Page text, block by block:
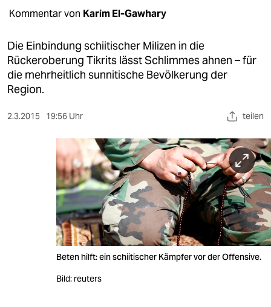
gesellschaft
sport
berlin
nord
wahrheit
veranstaltungen
Kommentar von Karim El-Gawhary
Die Einbindung schiitischer Milizen in die
Rückeroberung Tikrits lässt Schlimmes ahnen – für
die mehrheitlich sunnitische Bevölkerung der
Region.
2.3.2015 19:56 Uhr teilen
Beten hilft: ein schiitischer Kämpfer vor der Offensive.
Bild: reuters